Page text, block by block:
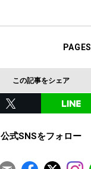
PAGES
この記事をシェア
公式SNSをフォロー